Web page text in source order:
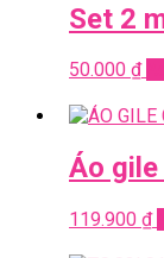
Set 2
50.000 ₫
Áo
119.900 ₫